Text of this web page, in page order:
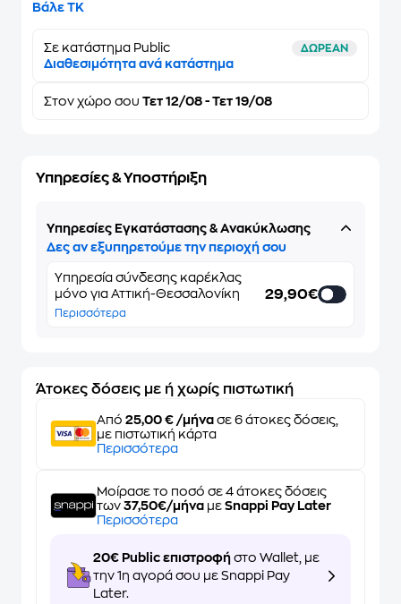
Βάλε ΤΚ
Σε κατάστημα Public ΔΩΡΕΑΝ
Διαθεσιμότητα ανά κατάστημα
Στον χώρο σου Τετ 12/08 - Τετ 19/08
Υπηρεσίες & Υποστήριξη
Υπηρεσίες Εγκατάστασης & Ανακύκλωσης
Δες αν εξυπηρετούμε την περιοχή σου
Υπηρεσία σύνδεσης καρέκλας
μόνο για Αττική-Θεσσαλονίκη
Περισσότερα
29,90€
Άτοκες δόσεις με ή χωρίς πιστωτική
Από 25,00 € /μήνα σε 6 άτοκες δόσεις,
με πιστωτική κάρτα
Περισσότερα
Μοίρασε το ποσό σε 4 άτοκες δόσεις
των 37,50€/μήνα με Snappi Pay Later
Περισσότερα
20€ Public επιστροφή στο Wallet, με
την 1η αγορά σου με Snappi Pay
Later.